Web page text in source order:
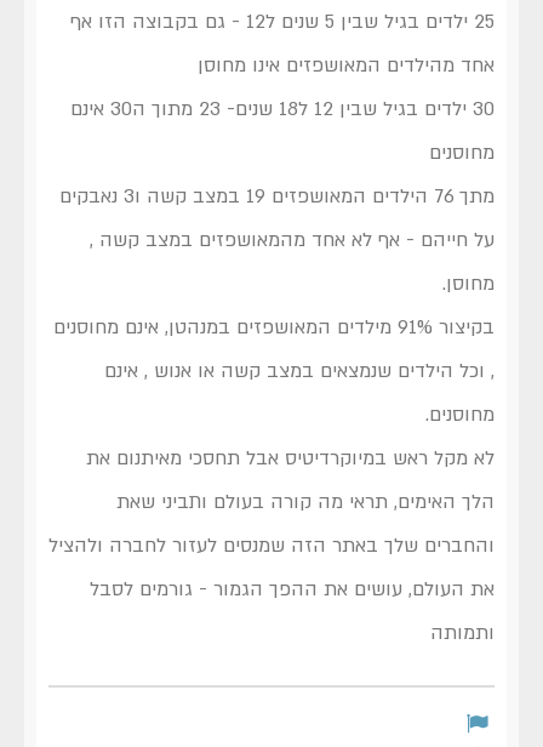
25 ילדים בגיל שבין 5 שנים ל12 - גם בקבוצה הזו אף
אחד מהילדים המאושפזים אינו מחוסן
30 ילדים בגיל שבין 12 ל18 שנים- 23 מתוך ה30 אינם
מחוסנים
מתך 76 הילדים המאושפזים 19 במצב קשה ו3 נאבקים
על חייהם - אף לא אחד מהמאושפזים במצב קשה ,
מחוסן.
בקיצור 91% מילדים המאושפזים במנהטן, אינם מחוסנים
, וכל הילדים שנמצאים במצב קשה או אנוש , אינם
מחוסנים.
לא מקל ראש במיוקרדיטיס אבל תחסכי מאיתנום את
הלך האימים, תראי מה קורה בעולם ותביני שאת
והחברים שלך באתר הזה שמנסים לעזור לחברה ולהציל
את העולם, עושים את ההפך הגמור - גורמים לסבל
ותמותה